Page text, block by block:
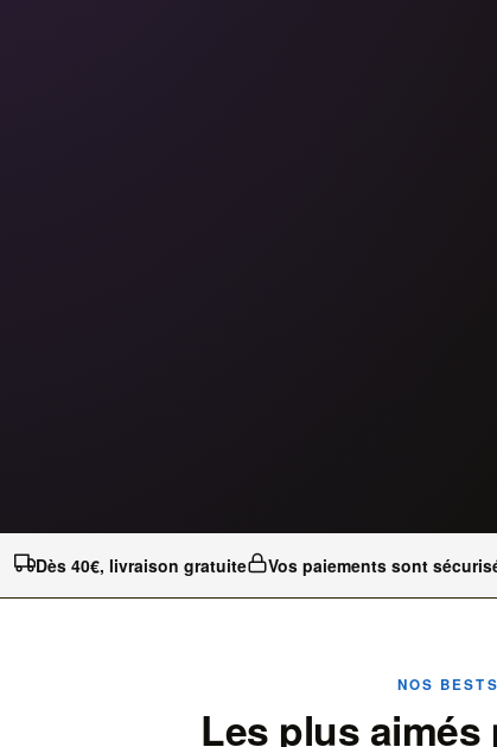
Dès 40€, livraison gratuite Vos paiements sont
NOS
Les plus